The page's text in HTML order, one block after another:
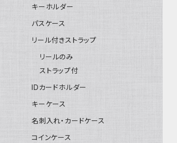
キーホルダー
パスケース
リール付きストラップ
リールのみ
ストラップ付
IDカードホルダー
キーケース
名刺入れ・カードケース
コインケース